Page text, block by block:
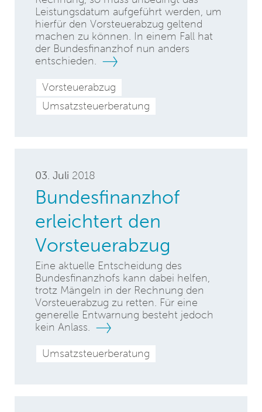
Leistungsdatum aufgeführt werden, um
hierfür den Vorsteuerabzug geltend
machen zu können. In einem Fall hat
der Bundesfinanzhof nun anders
entschieden.
Vorsteuerabzug
Umsatzsteuerberatung
03. Juli 2018
Bundesfinanzhof
erleichtert den
Vorsteuerabzug
Eine aktuelle Entscheidung des
Bundesfinanzhofs kann dabei helfen,
trotz Mängeln in der Rechnung den
Vorsteuerabzug zu retten. Für eine
generelle Entwarnung besteht jedoch
kein Anlass.
Umsatzsteuerberatung